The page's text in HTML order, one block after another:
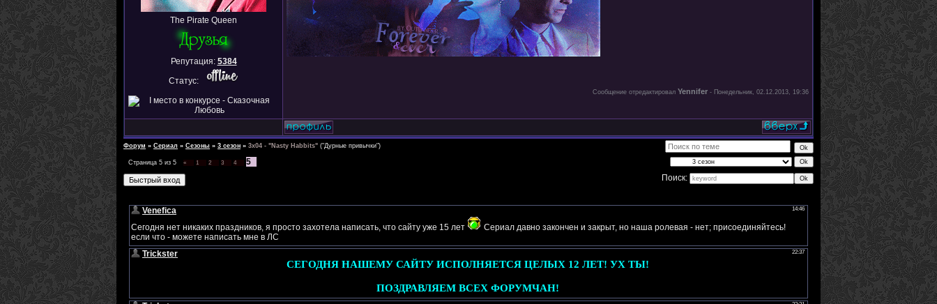
The Pirate Queen
Репутация: 5384
Статус:
Сообщение отредактировал Yennifer - Понедельник, 02.12.2013, 19:36
Форум » Сериал » Сезоны » 3 сезон » 3x04 - "Nasty Habbits" ("Дурные привычки")
Страница 5 из 5 « 1 2 3 4
5
Поиск: